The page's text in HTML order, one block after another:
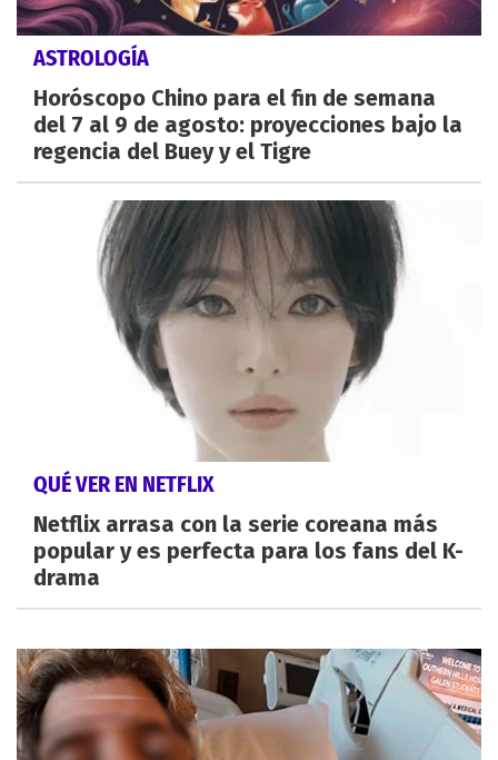
ASTROLOGÍA
Horóscopo Chino para el fin de semana
del 7 al 9 de agosto: proyecciones bajo la
regencia del Buey y el Tigre
QUÉ VER EN NETFLIX
Netflix arrasa con la serie coreana más
popular y es perfecta para los fans del K-
drama